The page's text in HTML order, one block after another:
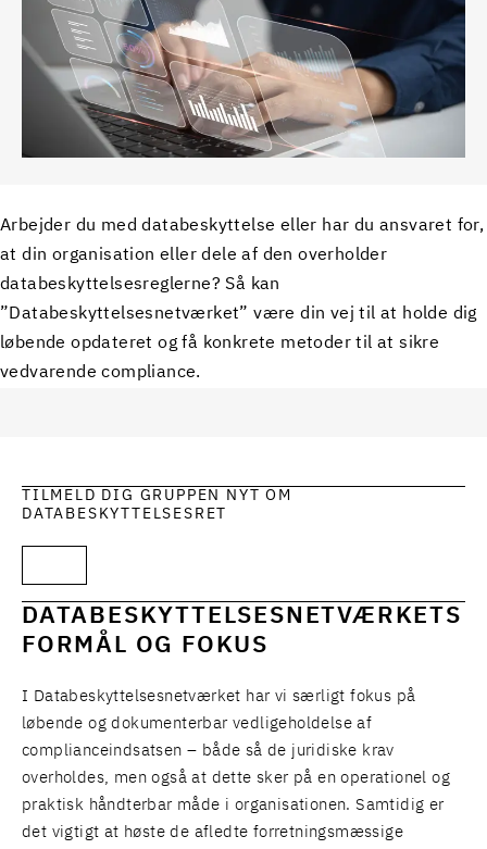
Arbejder du med databeskyttelse eller har du ansvaret for,
at din organisation eller dele af den overholder
databeskyttelsesreglerne? Så kan
”Databeskyttelsesnetværket” være din vej til at holde dig
løbende opdateret og få konkrete metoder til at sikre
vedvarende compliance.
TILMELD DIG GRUPPEN NYT OM
DATABESKYTTELSESRET
DATABESKYTTELSESNETVÆRKETS
FORMÅL OG FOKUS
I Databeskyttelsesnetværket har vi særligt fokus på
løbende og dokumenterbar vedligeholdelse af
complianceindsatsen – både så de juridiske krav
overholdes, men også at dette sker på en operationel og
praktisk håndterbar måde i organisationen. Samtidig er
det vigtigt at høste de afledte forretningsmæssige